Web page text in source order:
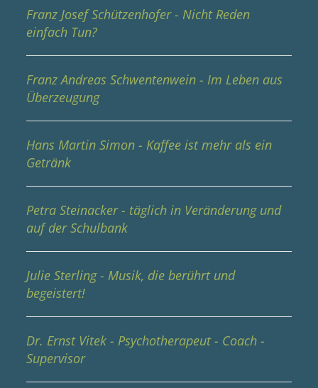
Franz Josef Schützenhofer - Nicht Reden
einfach Tun?
Franz Andreas Schwentenwein - Im Leben aus
Überzeugung
Hans Martin Simon - Kaffee ist mehr als ein
Getränk
Petra Steinacker - täglich in Veränderung und
auf der Schulbank
Julie Sterling - Musik, die berührt und
begeistert!
Dr. Ernst Vitek - Psychotherapeut - Coach -
Supervisor